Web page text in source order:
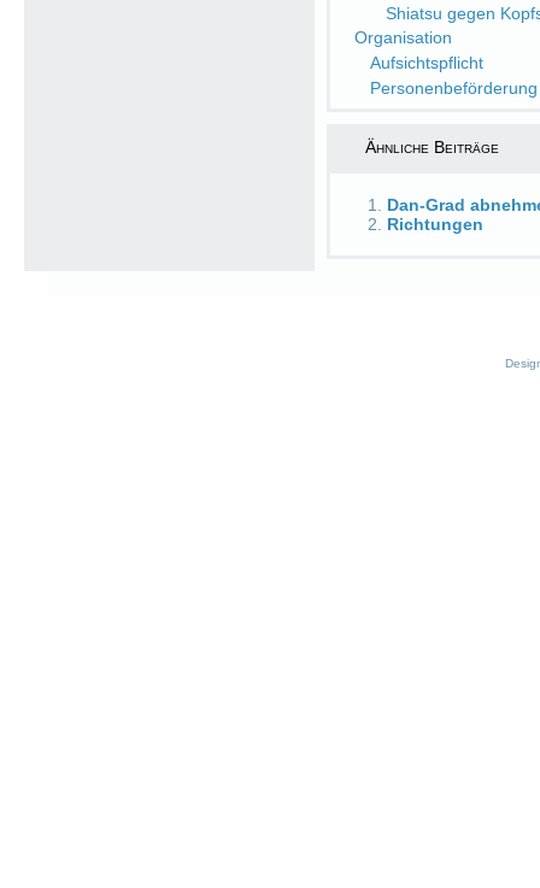
Shiatsu gegen
Organisation
Aufsichtspflicht
Personenbeförderung
Ähnliche Beiträge
Dan-Grad
Richtungen